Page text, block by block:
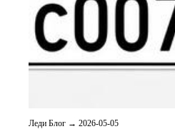
Леди Блог → 2026-05-05